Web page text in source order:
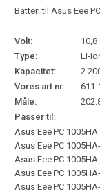
Batteri til Asus Eee
Volt:
10,8
Type:
Li-
Kapacitet:
Vores art nr:
611-
Måle:
Passer til:
Asus Eee PC 1005HA
Asus Eee PC
Asus Eee PC
Asus Eee PC
Asus Eee PC